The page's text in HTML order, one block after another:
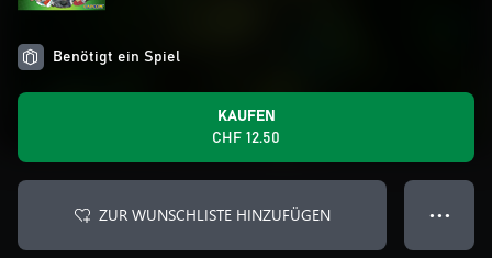
Benötigt ein Spiel
KAUFEN
CHF 12.50
ZUR WUNSCHLISTE HINZUFÜGEN ● ● ●